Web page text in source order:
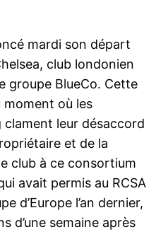
mardi son départ
club londonien
groupe BlueCo. Cette
où les
leur désaccord
et de la
club à ce consortium
avait permis au RCSA
d’Europe l’an dernier,
d’une semaine après